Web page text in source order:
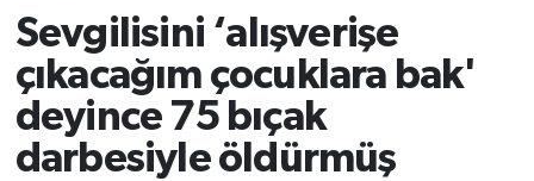
Sevgilisini ‘alışverişe
çıkacağım çocuklara bak'
deyince 75 bıçak
darbesiyle öldürmüş
Asayiş
Bilim ve Teknoloji
Süper Lig Puan Durumu ve Fikstür
Tüm Manşetler